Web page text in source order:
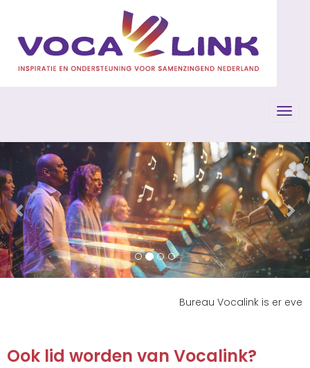
Previous
Bureau Vocalink is er even
Ook lid worden van Vocalink?